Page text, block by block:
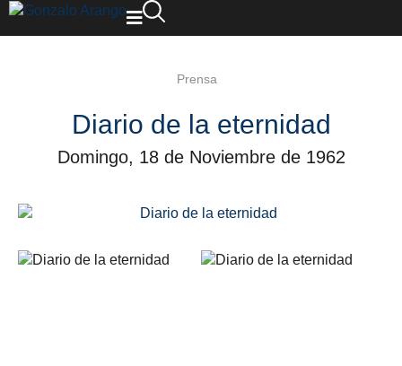
Prensa
Diario de la eternidad
Domingo, 18 de Noviembre de 1962